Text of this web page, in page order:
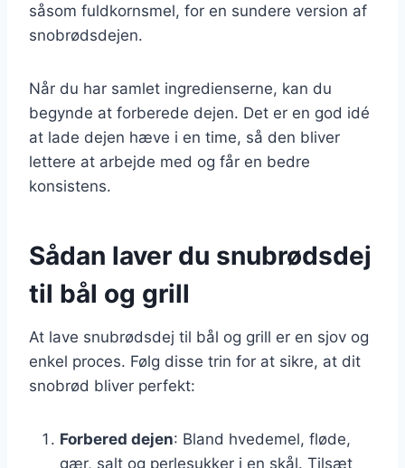
såsom fuldkornsmel, for en sundere version af
snobrødsdejen.
Når du har samlet ingredienserne, kan du
begynde at forberede dejen. Det er en god idé
at lade dejen hæve i en time, så den bliver
lettere at arbejde med og får en bedre
konsistens.
Sådan laver du snubrødsdej
til bål og grill
At lave snubrødsdej til bål og grill er en sjov og
enkel proces. Følg disse trin for at sikre, at dit
snobrød bliver perfekt:
Forbered dejen: Bland hvedemel, fløde,
gær, salt og perlesukker i en skål. Tilsæt